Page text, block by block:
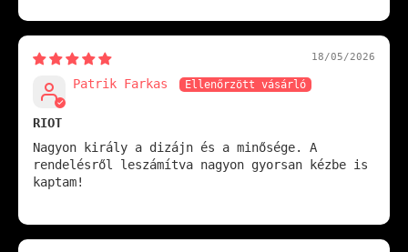
18/05/2026
Patrik Farkas
RIOT
Nagyon király a dizájn és a minősége. A
rendelésről leszámítva nagyon gyorsan kézbe is
kaptam!